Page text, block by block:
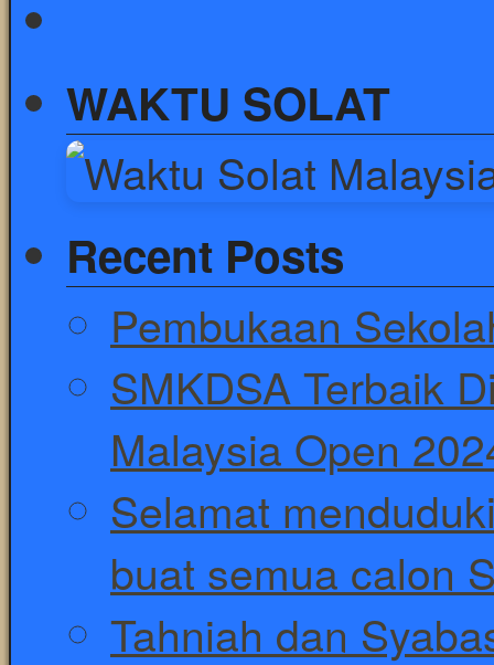
WAKTU SOLAT
Recent Posts
Pembukaan
SMKDSA Terbaik
Malaysia Open
Selamat
buat semua calon
Tahniah dan